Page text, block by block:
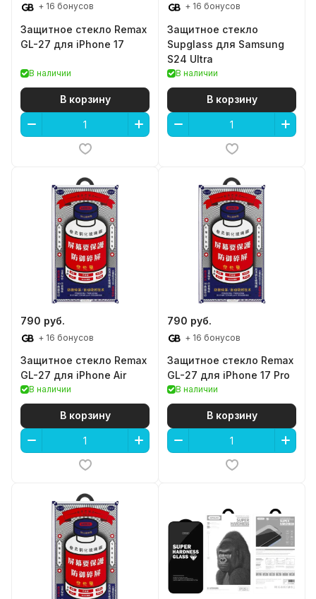
+ 16 бонусов
Защитное стекло Remax
GL-27 для iPhone 17
В наличии
В корзину
+ 16 бонусов
Защитное стекло
Supglass для Samsung
S24 Ultra
В наличии
В корзину
790 руб.
+ 16 бонусов
Защитное стекло Remax
GL-27 для iPhone Air
В наличии
В корзину
790 руб.
+ 16 бонусов
Защитное стекло Remax
GL-27 для iPhone 17 Pro
В наличии
В корзину